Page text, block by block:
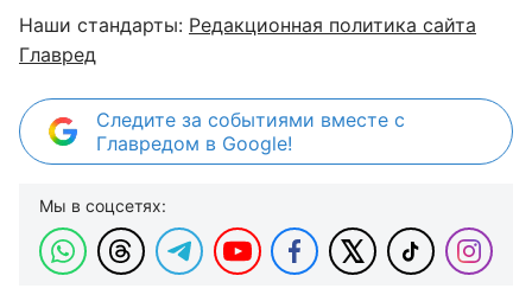
Наши стандарты: Редакционная политика сайта
Главред
Следите за событиями вместе с
Главредом в Google!
Мы в соцсетях: